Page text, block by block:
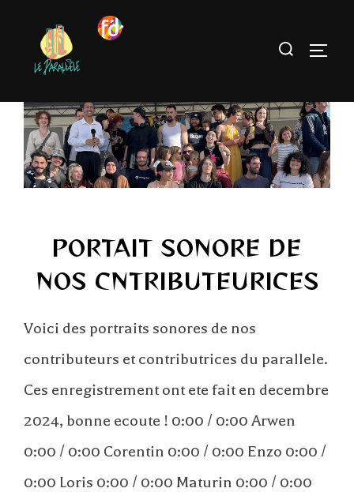
PORTAIT SONORE DE
NOS CNTRIBUTEURICES
Voici des portraits sonores de nos
contributeurs et contributrices du parallele.
Ces enregistrement ont ete fait en decembre
2024, bonne ecoute ! 0:00 / 0:00 Arwen
0:00 / 0:00 Corentin 0:00 / 0:00 Enzo 0:00 /
0:00 Loris 0:00 / 0:00 Maturin 0:00 / 0:00